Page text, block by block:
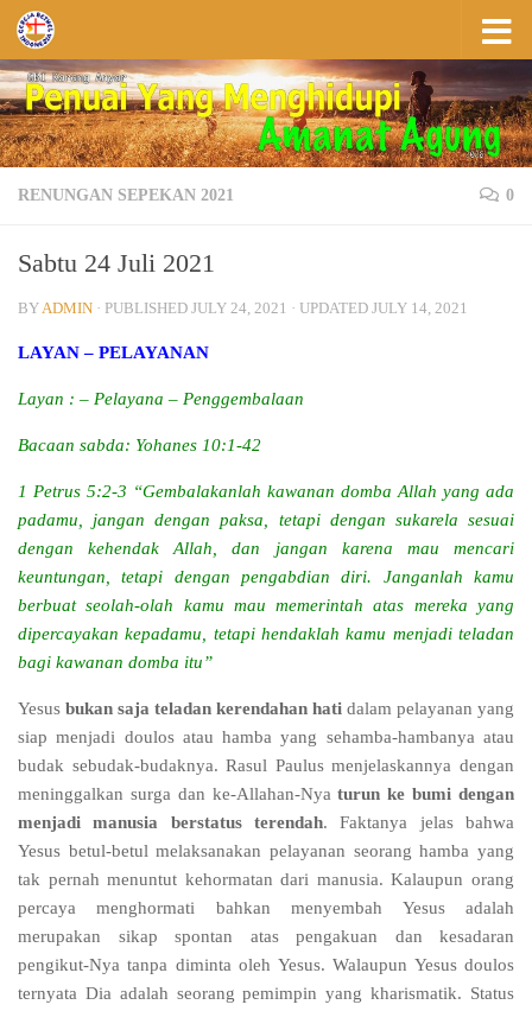
Skip to content
RENUNGAN SEPEKAN 2021 0
Sabtu 24 Juli 2021
BYADMIN · PUBLISHED JULY 24, 2021 · UPDATED JULY 14, 2021
LAYAN – PELAYANAN
Layan : – Pelayana – Penggembalaan
Bacaan sabda: Yohanes 10:1-42
1 Petrus 5:2-3 “Gembalakanlah kawanan domba Allah yang ada
padamu, jangan dengan paksa, tetapi dengan sukarela sesuai
dengan kehendak Allah, dan jangan karena mau mencari
keuntungan, tetapi dengan pengabdian diri. Janganlah kamu
berbuat seolah-olah kamu mau memerintah atas mereka yang
dipercayakan kepadamu, tetapi hendaklah kamu menjadi teladan
bagi kawanan domba itu”
Yesus bukan saja teladan kerendahan hati dalam pelayanan yang
siap menjadi doulos atau hamba yang sehamba-hambanya atau
budak sebudak-budaknya. Rasul Paulus menjelaskannya dengan
meninggalkan surga dan ke-Allahan-Nyaturun ke bumi dengan
menjadi manusia berstatus terendah. Faktanya jelas bahwa
Yesus betul-betul melaksanakan pelayanan seorang hamba yang
tak pernah menuntut kehormatan dari manusia. Kalaupun orang
percaya menghormati bahkan menyembah Yesus adalah
merupakan sikap spontan atas pengakuan dan kesadaran
pengikut-Nya tanpa diminta oleh Yesus. Walaupun Yesus doulos
ternyata Dia adalah seorang pemimpin yang kharismatik. Status